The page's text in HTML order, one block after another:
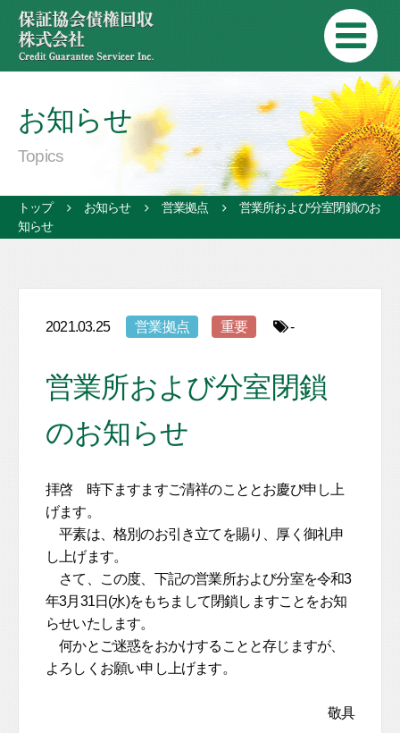
お知らせ
Topics
トップ お知らせ 営業拠点
営業所および分室閉鎖のお
知らせ
2021.03.25 営業拠点 重要 -
営業所および分室閉鎖
のお知らせ
拝啓 時下ますますご清祥のこととお慶び申し上
げます。
平素は、格別のお引き立てを賜り、厚く御礼申
し上げます。
さて、この度、下記の営業所および分室を令和3
年3月31日(水)をもちまして閉鎖しますことをお知
らせいたします。
何かとご迷惑をおかけすることと存じますが、
よろしくお願い申し上げます。
敬具